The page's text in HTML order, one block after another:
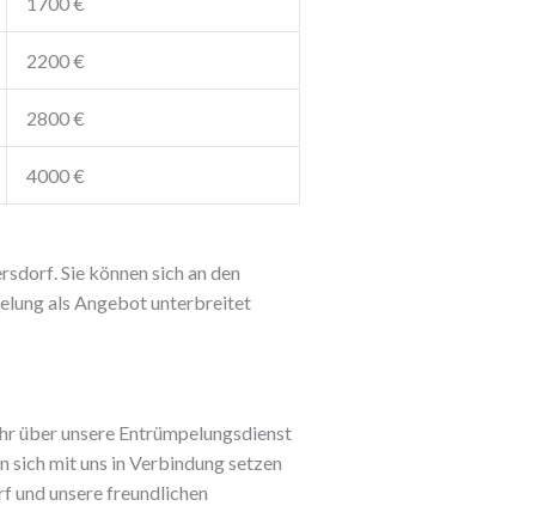
2200 €
2800 €
4000 €
. Sie können sich an den
als Angebot unterbreitet
über unsere Entrümpelungsdienst
sich mit uns in Verbindung setzen
und unsere freundlichen